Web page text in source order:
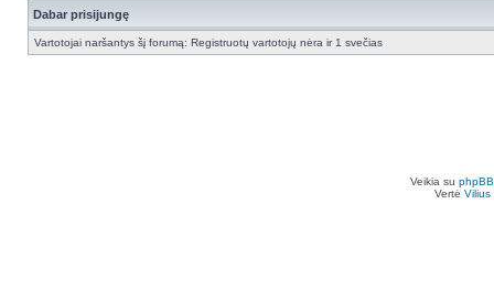
Dabar prisijungę
Vartotojai naršantys šį forumą: Registruotų vartotojų nėra ir 1 svečias
Veikia su phpBB
Vertė Vilius